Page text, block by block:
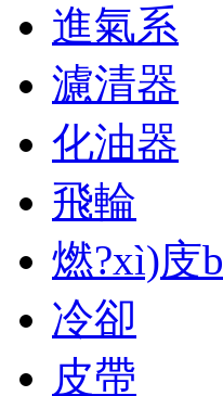
進氣系
濾清器
化油器
飛輪
燃?xì)庋b
冷卻
皮帶